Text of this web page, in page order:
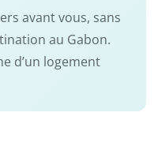
avant vous, sans
au Gabon.
d’un logement